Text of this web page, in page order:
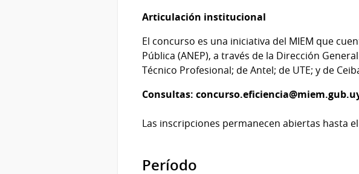
Articulación institucional
El concurso es una iniciativa del MIEM que
Pública (ANEP), a través de la Dirección
Técnico Profesional; de Antel; de UTE; y de
Consultas:
Las inscripciones permanecen abiertas hasta el
Período